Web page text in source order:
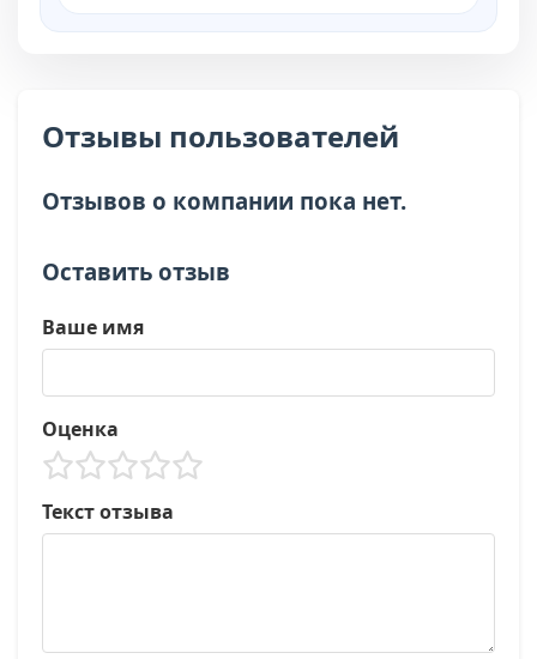
Отзывы пользователей
Отзывов о компании пока нет.
Оставить отзыв
Ваше имя
Оценка
Текст отзыва